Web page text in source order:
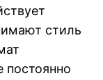
стиль
постоянно